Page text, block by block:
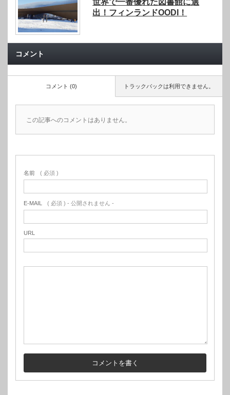
世界で一番優れた図書館に選
出！フィンランドOODI！
コメント
トラックバックは利用できません。
コメント (0)
この記事へのコメントはありません。
名前 ( 必須 )
E-MAIL ( 必須 ) - 公開されません -
URL